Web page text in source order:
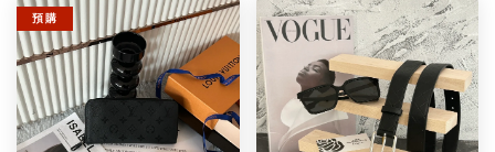
預 購